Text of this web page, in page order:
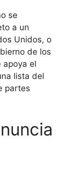
se
a un
Unidos, o
de los
apoya el
lista del
partes